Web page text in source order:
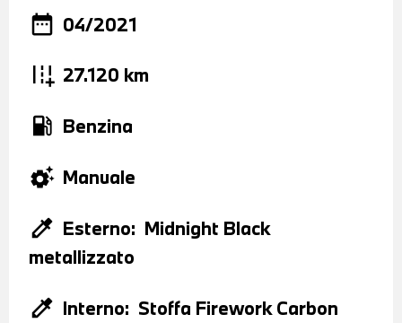
date_range 04/2021
add_road 27.120 km
local_gas_station Benzina
settings_suggest Manuale
colorize Esterno: Midnight Black
metallizzato
colorize Interno: Stoffa Firework Carbon